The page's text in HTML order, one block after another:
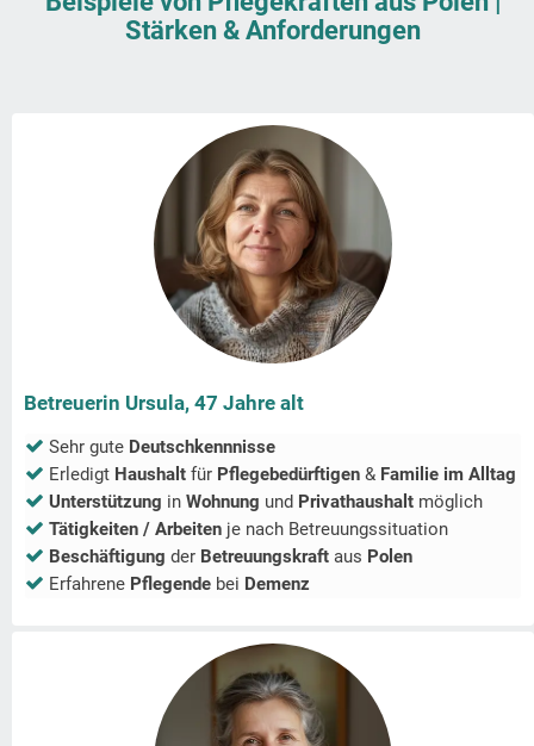
Stärken & Anforderungen
Betreuerin Ursula, 47 Jahre alt
Sehr gute Deutschkennnisse
Erledigt Haushalt für Pflegebedürftigen & Familie im Alltag
Unterstützung in Wohnung und Privathaushalt möglich
Tätigkeiten / Arbeiten je nach Betreuungssituation
Beschäftigung der Betreuungskraft aus Polen
Erfahrene Pflegende bei Demenz